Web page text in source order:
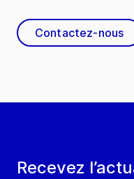
Recevez
Contactez-nous